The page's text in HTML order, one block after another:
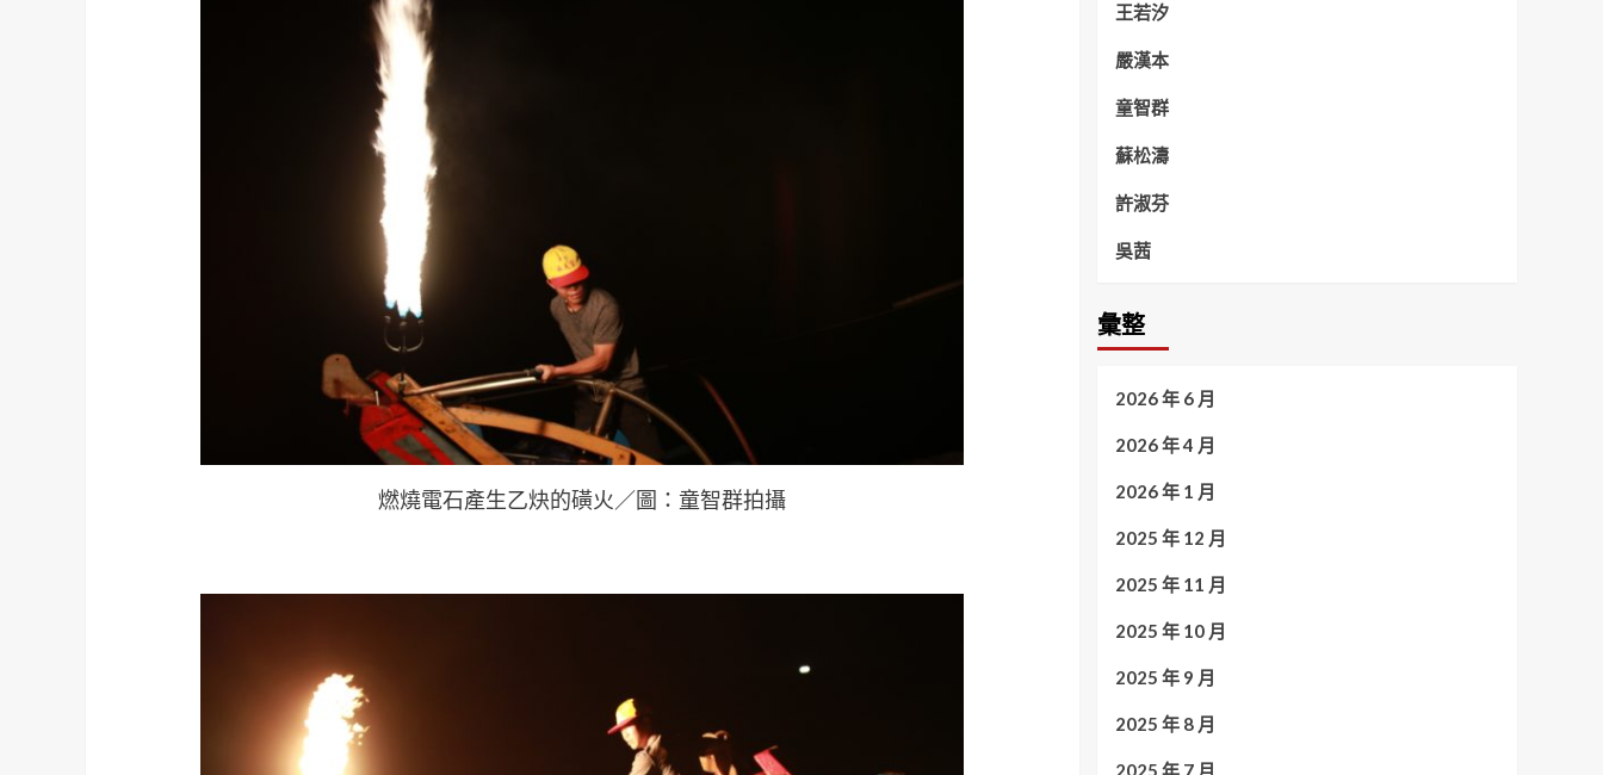
燃燒電石產生乙炔的磺火／圖：童智群拍攝
王若汐
嚴漢本
童智群
蘇松濤
許淑芬
吳茜
彙整
2026 年 6 月
2026 年 4 月
2026 年 1 月
2025 年 12 月
2025 年 11 月
2025 年 10 月
2025 年 9 月
2025 年 8 月
2025 年 7 月